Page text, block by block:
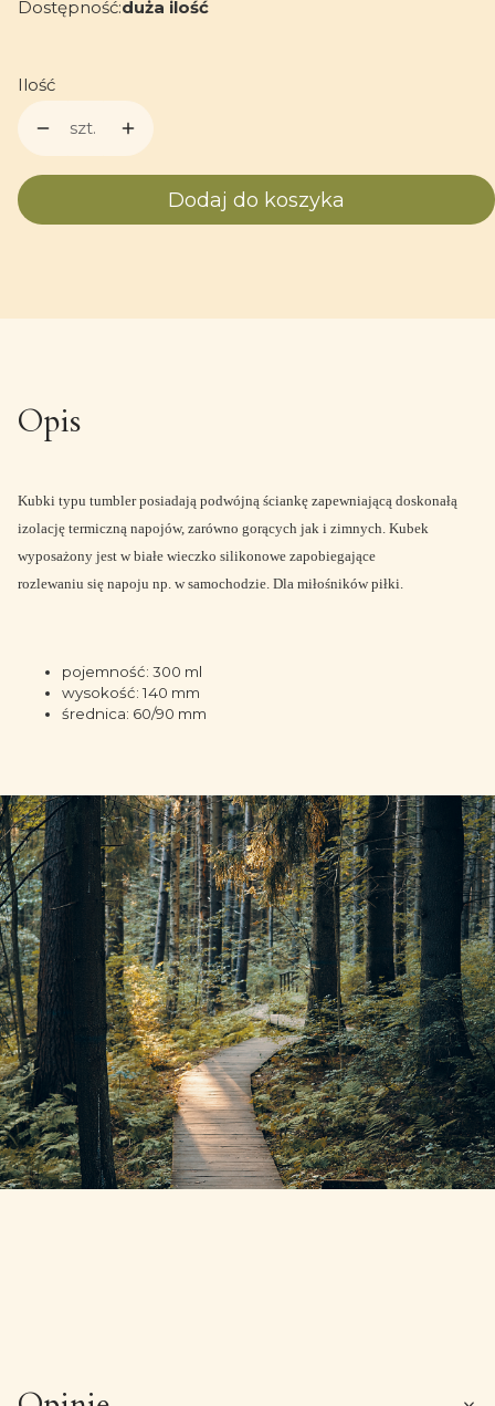
Dostępność:duża ilość
Ilość
szt.
Dodaj do koszyka
Opis
Kubki typu tumbler posiadają podwójną ściankę zapewniającą doskonałą
izolację termiczną napojów, zarówno gorących jak i zimnych. Kubek
wyposażony jest w białe wieczko silikonowe zapobiegające
rozlewaniu się napoju np. w samochodzie. Dla miłośników piłki.
pojemność: 300 ml
wysokość: 140 mm
średnica: 60/90 mm